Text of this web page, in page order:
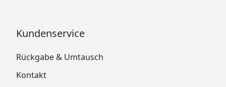
Kundenservice
Rückgabe & Umtausch
Kontakt